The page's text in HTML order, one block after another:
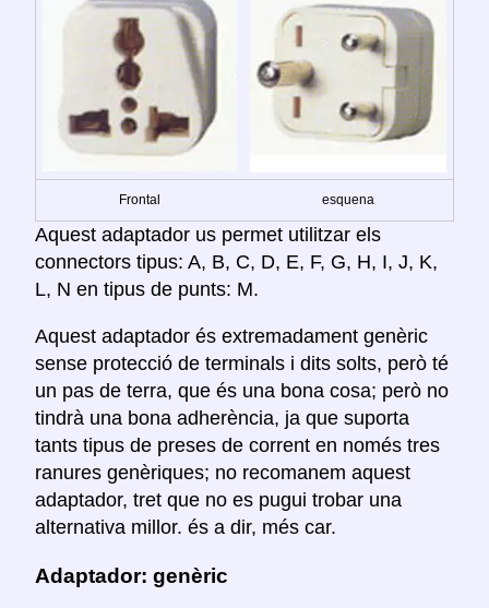
Frontal esquena
Aquest adaptador us permet utilitzar els
connectors tipus: A, B, C, D, E, F, G, H, I, J, K,
L, N en tipus de punts: M.
Aquest adaptador és extremadament genèric
sense protecció de terminals i dits solts, però té
un pas de terra, que és una bona cosa; però no
tindrà una bona adherència, ja que suporta
tants tipus de preses de corrent en només tres
ranures genèriques; no recomanem aquest
adaptador, tret que no es pugui trobar una
alternativa millor. és a dir, més car.
Adaptador: genèric